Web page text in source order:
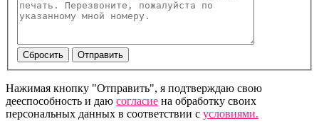
Нажимая кнопку "Отправить", я подтверждаю свою
дееспособность и даю согласие на обработку своих
персональных данных в соответствии с условиями.